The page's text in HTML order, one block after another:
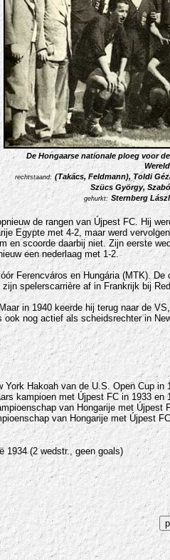
De Hongaarse nationale ploeg voor
rechtstaand: (Takács, Feldmann), Toldi
Szücs György,
gehurkt: Sternberg
de rangen van Újpest FC. Hij
Egypte met 4-2, maar werd
en scoorde daarbij niet. Zijn eerste
een nederlaag met 1-2.
Ferencváros en Hungária (MTK).
spelerscarrière af in Frankrijk bij
in 1940 keerde hij terug naar de
nog actief als scheidsrechter in
York Hakoah van de U.S. Open Cup
kampioen met Újpest FC in 1933 en
van Hongarijemet Újpest
van Hongarije met Újpest FC
1934 (2 wedstr., geen goals)